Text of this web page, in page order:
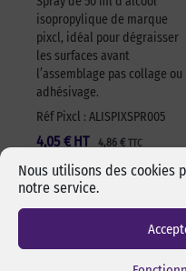
Nous utilisons des cookies
notre service.
isopropylique de marque
pixcl, idéal pour dégraisser
les surfaces avant
l’assemblage pas collage ou
adhésivage.
Réf Pixcl : ALISPIXSPR005
4,05 € 4,86 € TTC
HT